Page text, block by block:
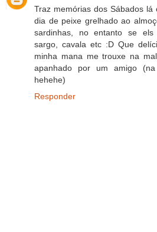
Traz memórias dos Sábados
dia de peixe grelhado ao
sardinhas, no entanto se els
sargo, cavala etc :D Que
minha mana me trouxe na
apanhado por um amigo
hehehe)
Responder